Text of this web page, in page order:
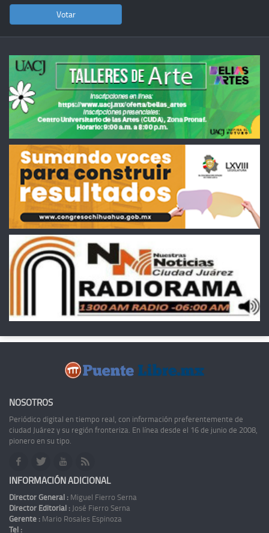
NOSOTROS
Periódico digital en tiempo real, con información preferentemente de
ciudad Juárez y su región fronteriza. En línea desde el 16 de junio de 2008,
pionero en su tipo.
INFORMACIÓN ADICIONAL
Director General : Miguel Fierro Serna
Director Editorial : José Fierro Serna
Gerente : Mario Rosales Espinoza
Tel :